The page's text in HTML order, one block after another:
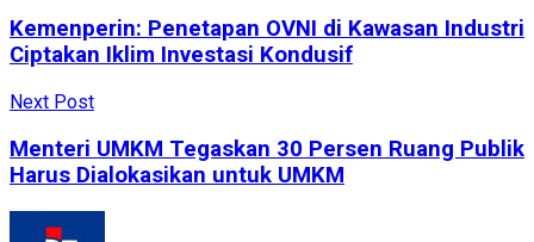
Kemenperin: Penetapan OVNI di Kawasan Industri
Ciptakan Iklim Investasi Kondusif
Next Post
Menteri UMKM Tegaskan 30 Persen Ruang Publik
Harus Dialokasikan untuk UMKM